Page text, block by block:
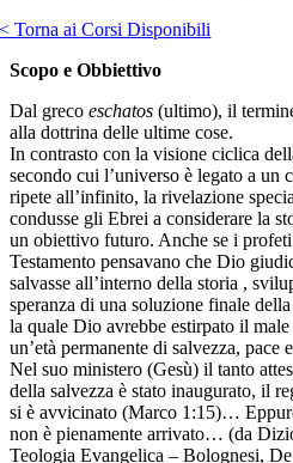
< Torna ai Corsi Disponibili
Scopo e Obbiettivo
Dal greco eschatos (ultimo), il
alla dottrina delle ultime cose.
In contrasto con la visione ciclica
secondo cui l’universo è legato a un
ripete all’infinito, la rivelazione
condusse gli Ebrei a considerare la
un obiettivo futuro. Anche se i
Testamento pensavano che Dio
salvasse all’interno della storia ,
speranza di una soluzione finale
la quale Dio avrebbe estirpato il
un’età permanente di salvezza,
Nel suo ministero (Gesù) il tanto
della salvezza è stato inaugurato, il
si è avvicinato (Marco 1:15)…
non è pienamente arrivato… (da
Teologia Evangelica – Bolognesi,